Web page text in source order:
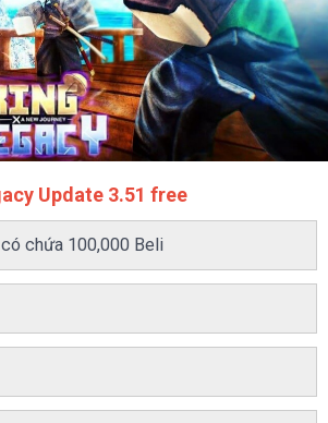
Update 3.51 free
chứa 100,000 Beli